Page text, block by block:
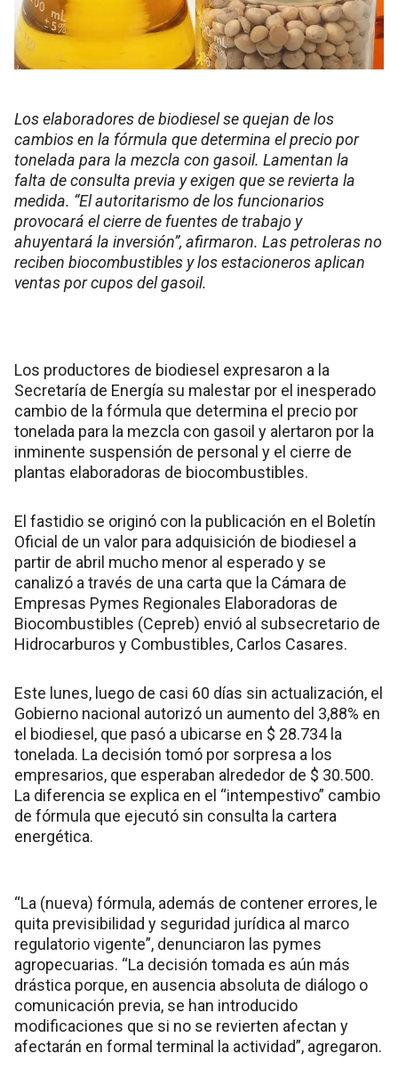
Los elaboradores de biodiesel se quejan de los
cambios en la fórmula que determina el precio por
tonelada para la mezcla con gasoil. Lamentan la
falta de consulta previa y exigen que se revierta la
medida. “El autoritarismo de los funcionarios
provocará el cierre de fuentes de trabajo y
ahuyentará la inversión”, afirmaron. Las petroleras no
reciben biocombustibles y los estacioneros aplican
ventas por cupos del gasoil.
Los productores de biodiesel expresaron a la
Secretaría de Energía su malestar por el inesperado
cambio de la fórmula que determina el precio por
tonelada para la mezcla con gasoil y alertaron por la
inminente suspensión de personal y el cierre de
plantas elaboradoras de biocombustibles.
El fastidio se originó con la publicación en el Boletín
Oficial de un valor para adquisición de biodiesel a
partir de abril mucho menor al esperado y se
canalizó a través de una carta que la Cámara de
Empresas Pymes Regionales Elaboradoras de
Biocombustibles (Cepreb) envió al subsecretario de
Hidrocarburos y Combustibles, Carlos Casares.
Este lunes, luego de casi 60 días sin actualización, el
Gobierno nacional autorizó un aumento del 3,88% en
el biodiesel, que pasó a ubicarse en $ 28.734 la
tonelada. La decisión tomó por sorpresa a los
empresarios, que esperaban alrededor de $ 30.500.
La diferencia se explica en el “intempestivo” cambio
de fórmula que ejecutó sin consulta la cartera
energética.
“La (nueva) fórmula, además de contener errores, le
quita previsibilidad y seguridad jurídica al marco
regulatorio vigente”, denunciaron las pymes
agropecuarias. “La decisión tomada es aún más
drástica porque, en ausencia absoluta de diálogo o
comunicación previa, se han introducido
modificaciones que si no se revierten afectan y
afectarán en formal terminal la actividad”, agregaron.